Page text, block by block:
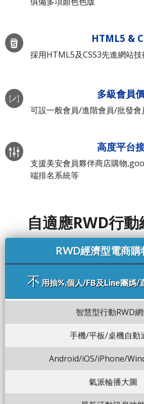
HTML5 &
採用HTML5及CSS3先進網站技
多級會員
可設一般會員/進階會員/批發會
高度平台
支援美安會員夥伴商店購物
端排名系統等
自適應RWD行
RWD經濟型電商購
不 用抽%,個人/FB及Line團媽/
智慧型行動RWD
手機/平板/桌機自動
Android/iOS/iPhone/
氣派輪播大圖